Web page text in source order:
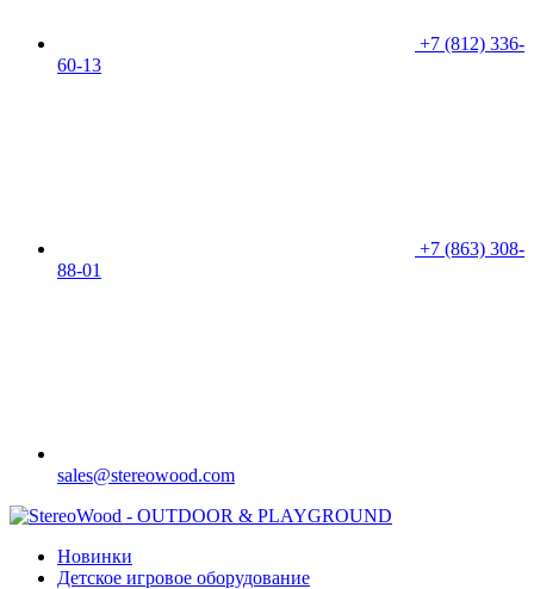
+7 (812) 336-
60-13
+7 (863) 308-
88-01
sales@stereowood.com
Новинки
Детское игровое оборудование